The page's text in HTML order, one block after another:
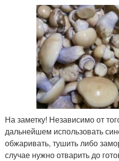
На заметку! Независимо от
дальнейшем использовать
обжаривать, тушить либо
случае нужно отварить до